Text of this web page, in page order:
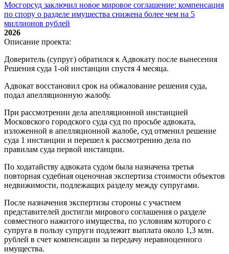
Мосгорсуд заключил новое мировое соглашение: компенсация
по спору о разделе имущества снижена более чем на 5
миллионов рублей
2026
Описание проекта:
Доверитель (супруг) обратился к Адвокату после вынесения
Решения суда 1-ой инстанции спустя 4 месяца.
Адвокат восстановил срок на обжалование решения суда,
подал апелляционную жалобу.
При рассмотрении дела апелляционной инстанцией
Московского городского суда суд по просьбе адвоката,
изложенной в апелляционной жалобе, суд отменил решение
суда 1 инстанции и перешел к рассмотрению дела по
правилам суда первой инстанции.
По ходатайству адвоката судом была назначена третья
повторная судебная оценочная экспертиза стоимости объектов
недвижимости, подлежащих разделу между супругами.
После назначения экспертизы стороны с участием
представителей достигли мирового соглашения о разделе
совместного нажитого имущества, по условиям которого с
супруга в пользу супруги подлежит выплата около 1,3 млн.
рублей в счет компенсации за передачу неравноценного
имущества.